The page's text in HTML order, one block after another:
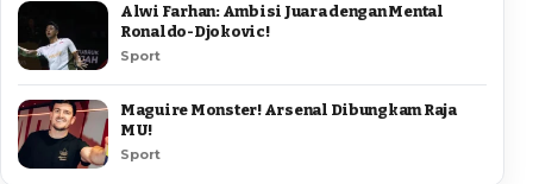
Alwi Farhan: Ambisi Juara dengan Mental
Ronaldo-Djokovic!
Sport
Maguire Monster! Arsenal Dibungkam Raja
MU!
Sport